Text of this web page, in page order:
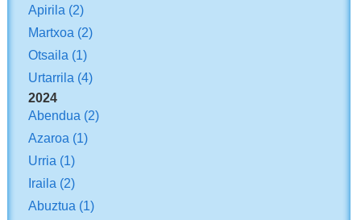
Apirila (2)
Martxoa (2)
Otsaila (1)
Urtarrila (4)
2024
Abendua (2)
Azaroa (1)
Urria (1)
Iraila (2)
Abuztua (1)